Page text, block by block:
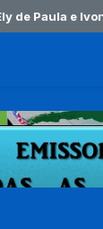
Paula e